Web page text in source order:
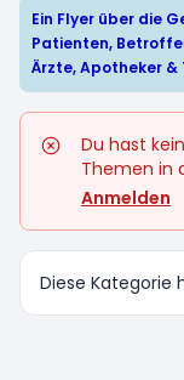
Ein Flyer über die
Patienten,
Ärzte, Apotheker
Du hast
Themen in
Anmelden
Diese Kategorie